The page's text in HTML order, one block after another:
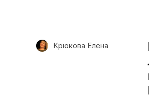
Крюкова Елена